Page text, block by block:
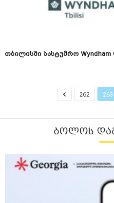
თბილისში სასტუმრო Wyndham
262 263
ᲑᲝᲚᲝᲡ